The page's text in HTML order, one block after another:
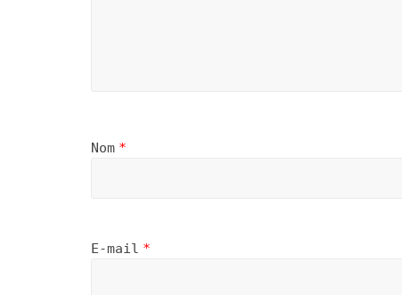
Nom *
E-mail *